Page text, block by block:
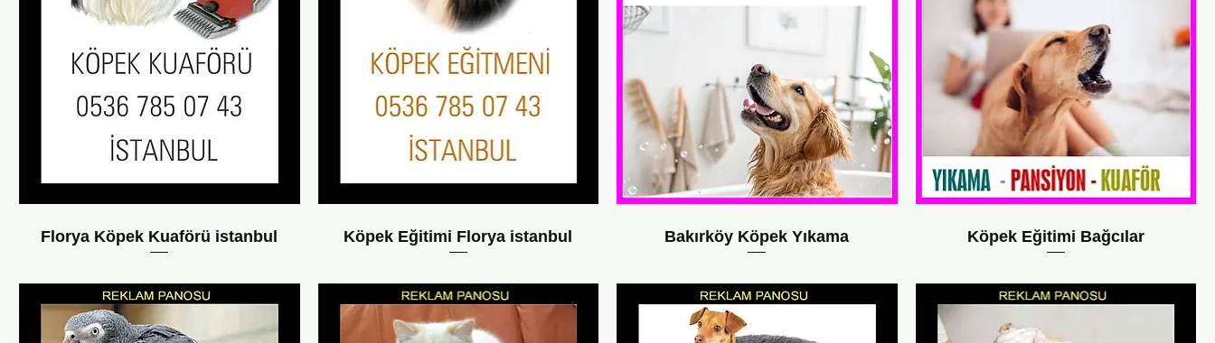
Köpek Eğitimi Bağcılar
Bakırköy Köpek Yıkama
Köpek Eğitimi Florya istanbul
Florya Köpek Kuaförü istanbul